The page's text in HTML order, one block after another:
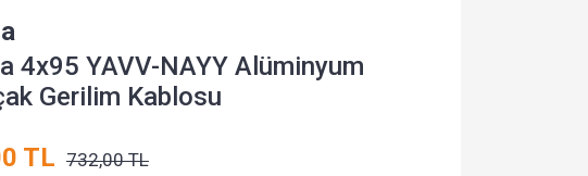
4x95 YAVV-NAYY Alüminyum
Gerilim Kablosu
TL 732,00 TL